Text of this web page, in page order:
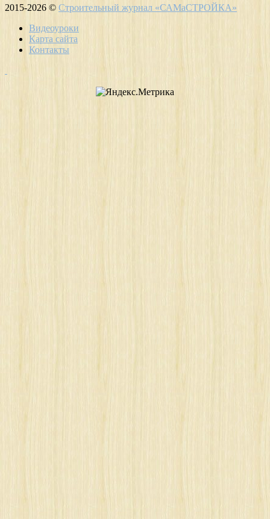
2015-2026 © Строительный журнал «САМаСТРОЙКА»
Видеоуроки
Карта сайта
Контакты